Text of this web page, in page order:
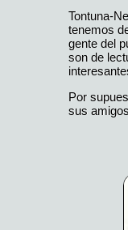
Tontuna-
tenemos
gente del
son de
Por
sus